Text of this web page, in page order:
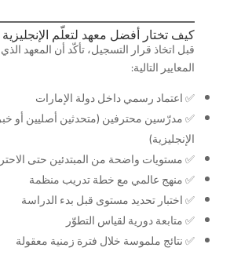
كيف تختار أفضل معهد لتعلّم
قبل اتخاذ قرار التسجيل، تأكّد أن المعهد
المعايير التالية:
✅ اعتماد رسمي داخل دولة الإمارات
✅ مدرّسين محترفين (متحدثين أصليين أو
الإنجليزية)
✅ مستويات واضحة من المبتدئين حتى
✅ منهج عالمي مع خطة تدريب منظمة
✅ اختبار تحديد مستوى قبل بدء الدراسة
✅ متابعة دورية لقياس التطوّر
✅ نتائج ملموسة خلال فترة زمنية معقولة